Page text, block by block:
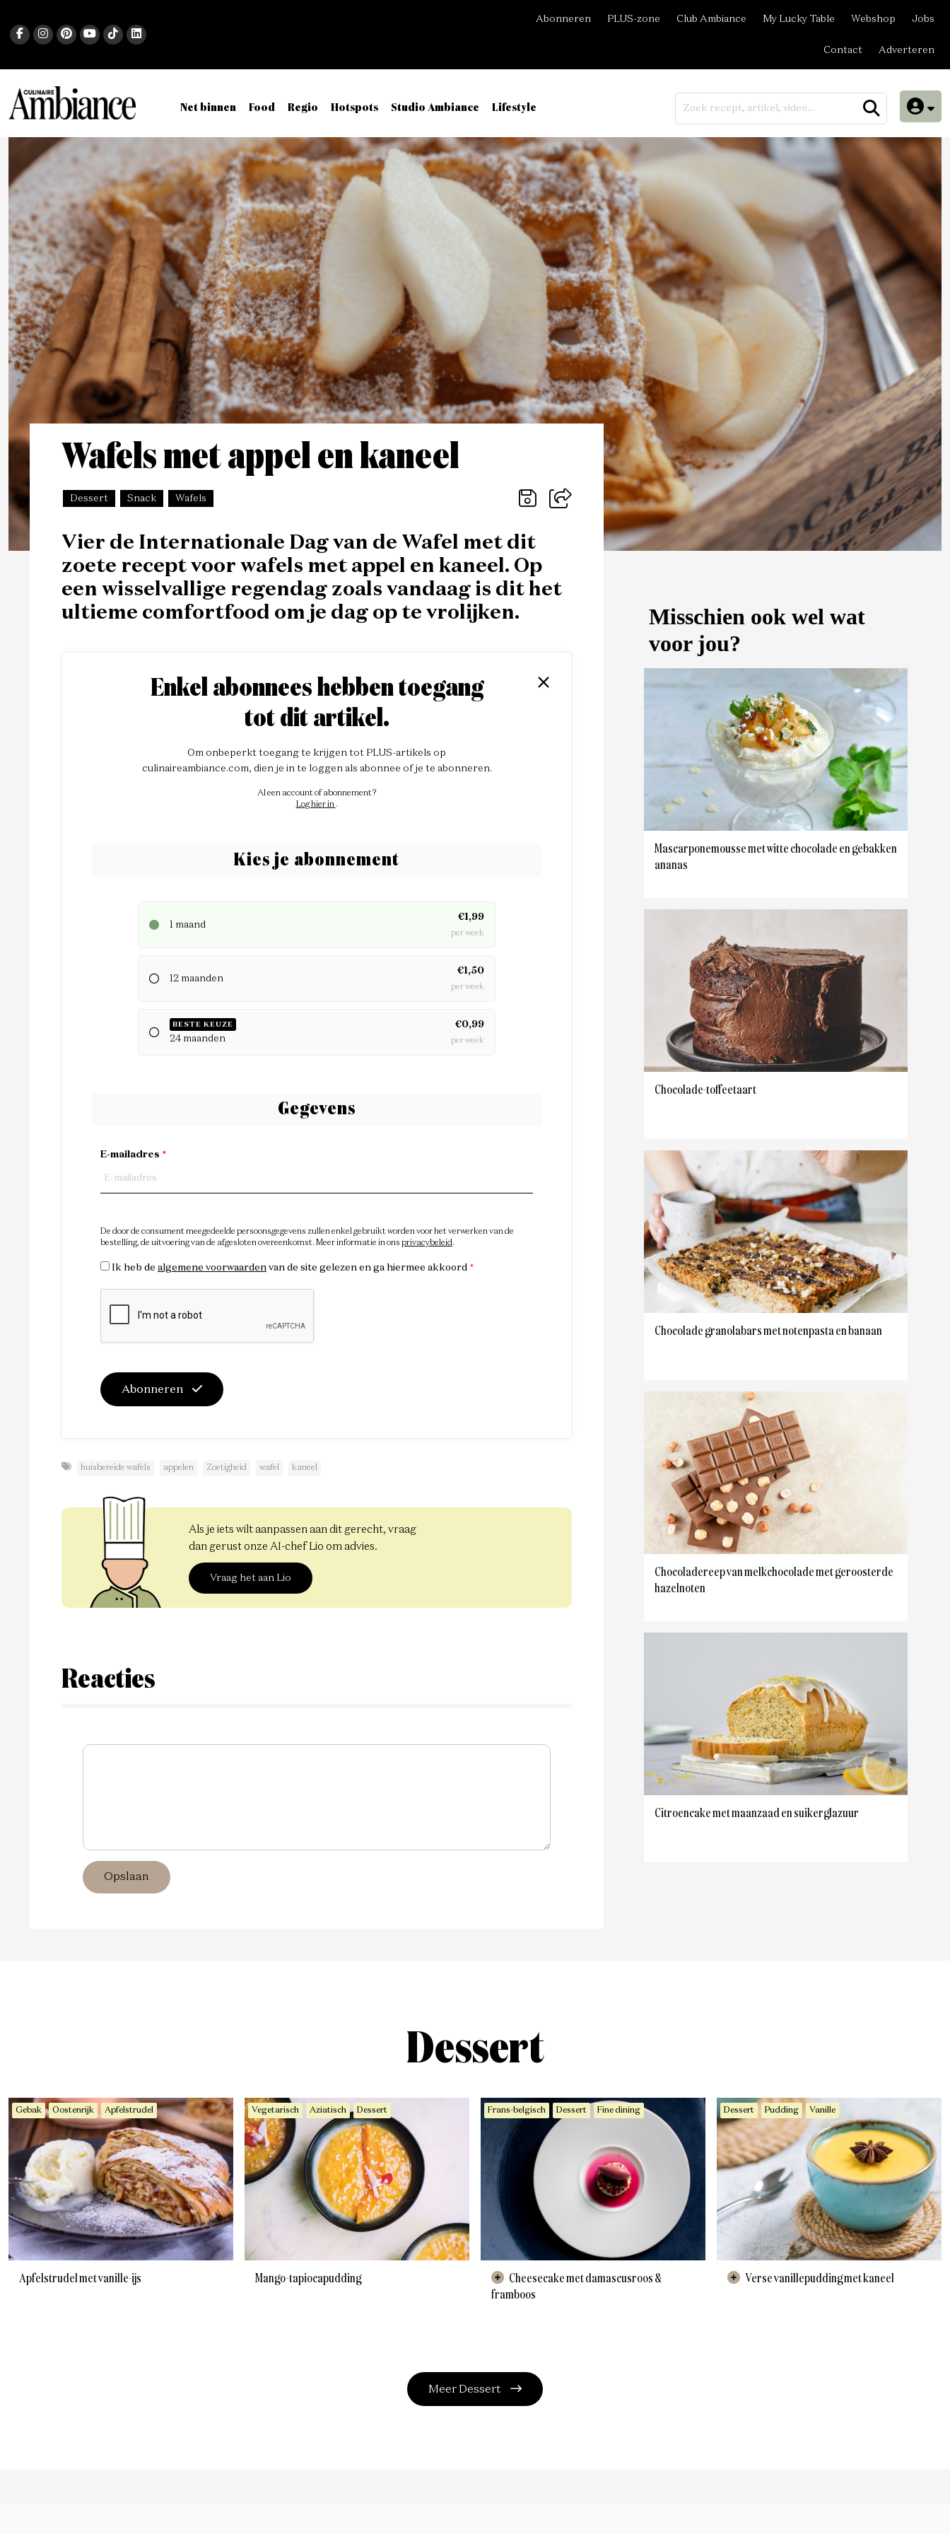
Abonneren PLUS-zone Club Ambiance My Lucky Table Webshop Jobs
Contact Adverteren
Net binnen Food Regio Hotspots Studio Ambiance Lifestyle
Wafels met appel en kaneel
Dessert Snack Wafels
Vier de Internationale Dag van de Wafel met dit
zoete recept voor wafels met appel en kaneel. Op
een wisselvallige regendag zoals vandaag is dit het
ultieme comfortfood om je dag op te vrolijken.
Enkel abonnees hebben toegang
tot dit artikel.
Om onbeperkt toegang te krijgen tot PLUS-artikels op
culinaireambiance.com, dien je in te loggen als abonnee of je te abonneren.
Al een account of abonnement?
Log hier in .
Kies je abonnement
1 maand
€1,99
per week
12 maanden
€1,50
per week
BESTE KEUZE
24 maanden
€0,99
per week
Gegevens
E-mailadres *
De door de consument meegedeelde persoonsgegevens zullen enkel gebruikt worden voor het verwerken van de
bestelling, de uitvoering van de afgesloten overeenkomst. Meer informatie in ons privacybeleid.
Ik heb de algemene voorwaarden van de site gelezen en ga hiermee akkoord *
Abonneren
huisbereide wafels appelen Zoetigheid wafel kaneel
Als je iets wilt aanpassen aan dit gerecht, vraag
dan gerust onze AI-chef Lio om advies.
Vraag het aan Lio
Reacties
Opslaan
Misschien ook wel wat
voor jou?
Mascarponemousse met witte chocolade en gebakken
ananas
Chocolade-toffeetaart
Chocolade granolabars met notenpasta en banaan
Chocoladereep van melkchocolade met geroosterde
hazelnoten
Citroencake met maanzaad en suikerglazuur
Dessert
Gebak Oostenrijk Apfelstrudel
Apfelstrudel met vanille-ijs
Vegetarisch Aziatisch Dessert
Mango-tapiocapudding
Frans-belgisch Dessert Fine dining
framboos
Dessert Pudding Vanille
Verse vanillepudding met kaneel
Meer Dessert